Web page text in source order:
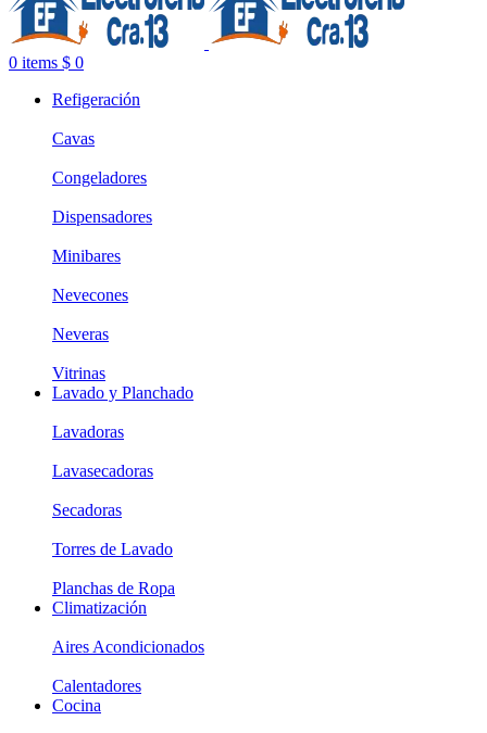
0 items $ 0
Refigeración
Cavas
Congeladores
Dispensadores
Minibares
Nevecones
Neveras
Vitrinas
Lavado y Planchado
Lavadoras
Lavasecadoras
Secadoras
Torres de Lavado
Planchas de Ropa
Climatización
Aires Acondicionados
Calentadores
Cocina